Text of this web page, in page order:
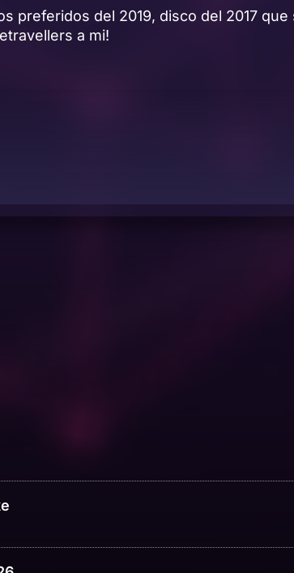
preferidos del 2019, disco del 2017
a mi!